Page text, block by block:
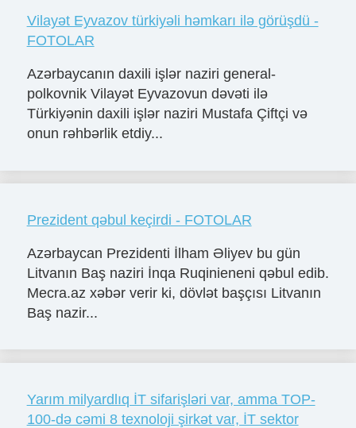
Vilayət Eyvazov türkiyəli həmkarı ilə görüşdü -
FOTOLAR
Azərbaycanın daxili işlər naziri general-
polkovnik Vilayət Eyvazovun dəvəti ilə
Türkiyənin daxili işlər naziri Mustafa Çiftçi və
onun rəhbərlik etdiy...
Prezident qəbul keçirdi - FOTOLAR
Azərbaycan Prezidenti İlham Əliyev bu gün
Litvanın Baş naziri İnqa Ruqinieneni qəbul edib.
Mecra.az xəbər verir ki, dövlət başçısı Litvanın
Baş nazir...
Yarım milyardlıq İT sifarişləri var, amma TOP-
100-də cəmi 8 texnoloji şirkət var, İT sektor